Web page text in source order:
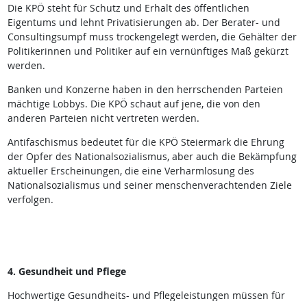
Die KPÖ steht für Schutz und Erhalt des öffentlichen
Eigentums und lehnt Privatisierungen ab. Der Berater- und
Consultingsumpf muss trockengelegt werden, die Gehälter der
Politikerinnen und Politiker auf ein vernünftiges Maß gekürzt
werden.
Banken und Konzerne haben in den herrschenden Parteien
mächtige Lobbys. Die KPÖ schaut auf jene, die von den
anderen Parteien nicht vertreten werden.
Antifaschismus bedeutet für die KPÖ Steiermark die Ehrung
der Opfer des Nationalsozialismus, aber auch die Bekämpfung
aktueller Erscheinungen, die eine Verharmlosung des
Nationalsozialismus und seiner menschenverachtenden Ziele
verfolgen.
4. Gesundheit und Pflege
Hochwertige Gesundheits- und Pflegeleistungen müssen für